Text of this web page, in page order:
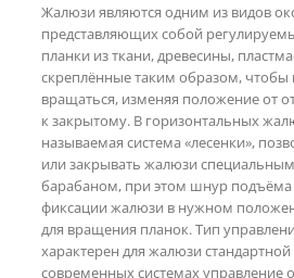
Жалюзи являются одним из видов
представляющих собой
планки из ткани, древесины,
скреплённые таким образом, чтобы
вращаться, изменяя положение от
к закрытому. В горизонтальных
называемая система «лесенки»,
или закрывать жалюзи
барабаном, при этом шнур подъёма
фиксации жалюзи в нужном
для вращения планок. Тип
характерен для жалюзи
современных системах управление